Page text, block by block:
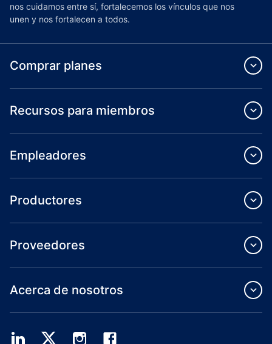
nos cuidamos entre sí, fortalecemos los vínculos que nos
unen y nos fortalecen a todos.
Comprar planes
Recursos para miembros
Empleadores
Productores
Proveedores
Acerca de nosotros